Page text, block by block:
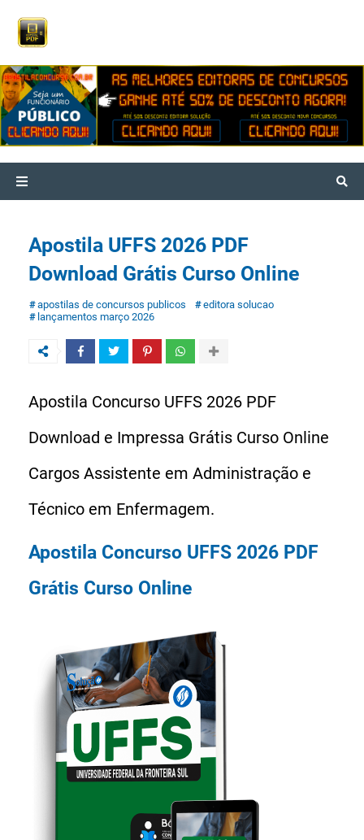
Apostila UFFS 2026 PDF
Download Grátis Curso Online
apostilas de concursos publicos
editora solucao
lançamentos março 2026
Apostila Concurso UFFS 2026 PDF
Download e Impressa Grátis Curso Online
Cargos Assistente em Administração e
Técnico em Enfermagem.
Apostila Concurso UFFS 2026 PDF
Grátis Curso Online